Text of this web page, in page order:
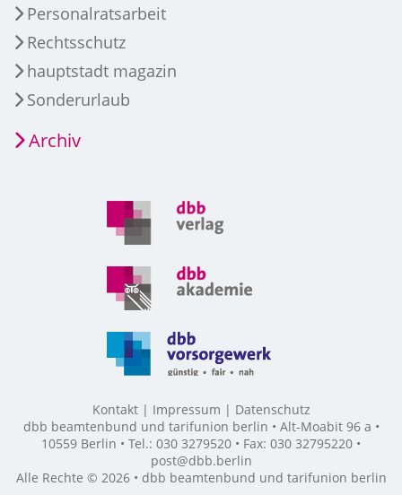
Personalratsarbeit
Rechtsschutz
hauptstadt magazin
Sonderurlaub
Archiv
Kontakt Impressum
Datenschutz
dbb beamtenbund und tarifunion berlin • Alt-Moabit 96 a •
10559 Berlin • Tel.: 030 3279520 • Fax: 030 32795220 •
post@dbb.berlin
Alle Rechte © 2026 • dbb beamtenbund und tarifunion berlin